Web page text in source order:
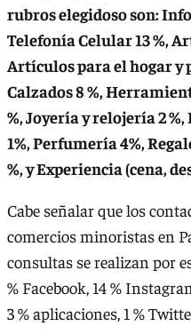
rubros elegidoso son:
Telefonía Celular 13 %,
Artículos para el hogar y
Calzados 8 %,
%, Joyería y relojería 2
1%, Perfumería 4%,
%, y Experiencia (cena,
Cabe señalar que los
comercios minoristas en
consultas se realizan por
% Facebook, 14 %
3 % aplicaciones, 1 %